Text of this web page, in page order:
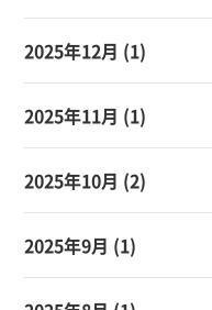
2025年12月 (1)
2025年11月 (1)
2025年10月 (2)
2025年9月 (1)